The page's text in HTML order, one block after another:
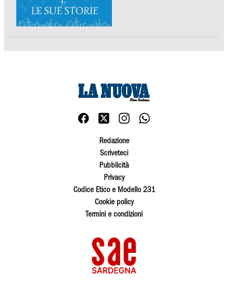
Redazione
Scriveteci
Pubblicità
Privacy
Codice Etico e Modello 231
Cookie policy
Termini e condizioni